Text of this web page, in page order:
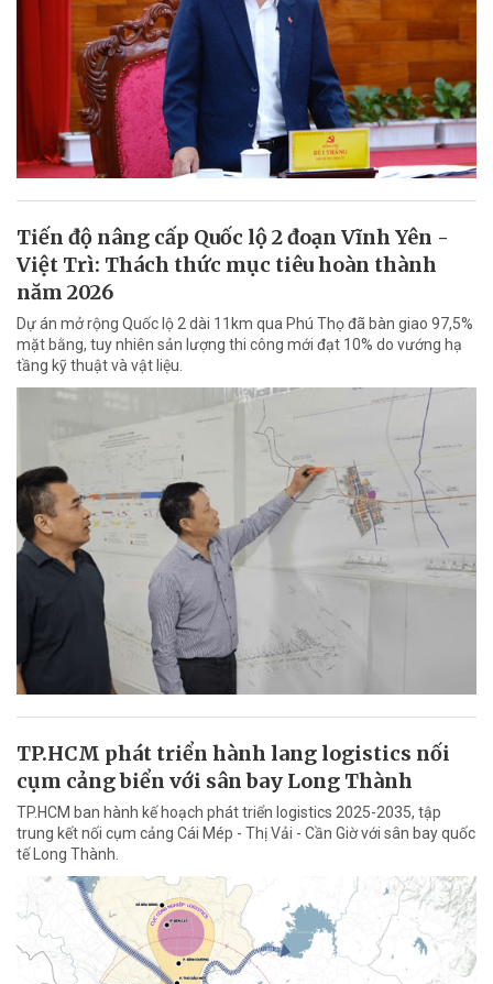
Tiến độ nâng cấp Quốc lộ 2 đoạn Vĩnh Yên -
Việt Trì: Thách thức mục tiêu hoàn thành
năm 2026
Dự án mở rộng Quốc lộ 2 dài 11km qua Phú Thọ đã bàn giao 97,5%
mặt bằng, tuy nhiên sản lượng thi công mới đạt 10% do vướng hạ
tầng kỹ thuật và vật liệu.
TP.HCM phát triển hành lang logistics nối
cụm cảng biển với sân bay Long Thành
TP.HCM ban hành kế hoạch phát triển logistics 2025-2035, tập
trung kết nối cụm cảng Cái Mép - Thị Vải - Cần Giờ với sân bay quốc
tế Long Thành.